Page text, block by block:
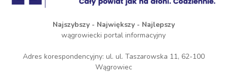
Najszybszy - Największy - Najlepszy
wągrowiecki portal informacyjny
Adres korespondencyjny: ul. ul. Taszarowska 11, 62-100
Wągrowiec